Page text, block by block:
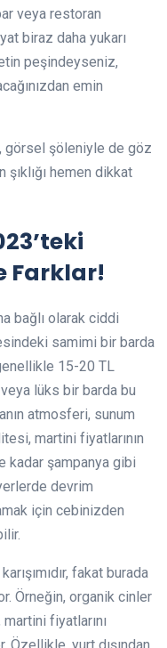
veya restoran
biraz daha yukarı
peşindeyseniz,
emin
görsel şöleniyle de göz
şıklığı hemen dikkat
Farklar!
bağlı olarak ciddi
samimi bir barda
15-20 TL
lüks bir barda bu
atmosferi, sunum
martini fiyatlarının
kadar şampanya gibi
devrim
için cebinizden
fakat burada
Örneğin, organik cinler
fiyatlarını